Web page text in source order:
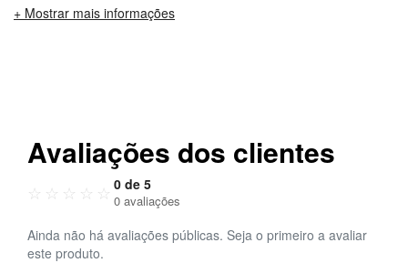
+ Mostrar mais informações
Avaliações dos clientes
☆ ☆ ☆ ☆ ☆ 0 de 5
0 avaliações
Ainda não há avaliações públicas. Seja o primeiro a avaliar
este produto.